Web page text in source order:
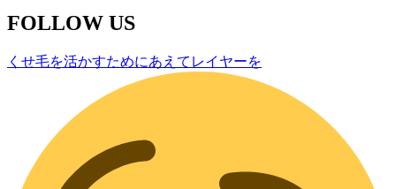
FOLLOW US
くせ毛を活かすためにあえてレイヤーを